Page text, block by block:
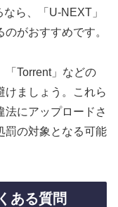
ら、「U-NEXT」
がおすすめです。
「Torrent」などの
けましょう。これら
法にアップロードさ
罰の対象となる可能
ある質問